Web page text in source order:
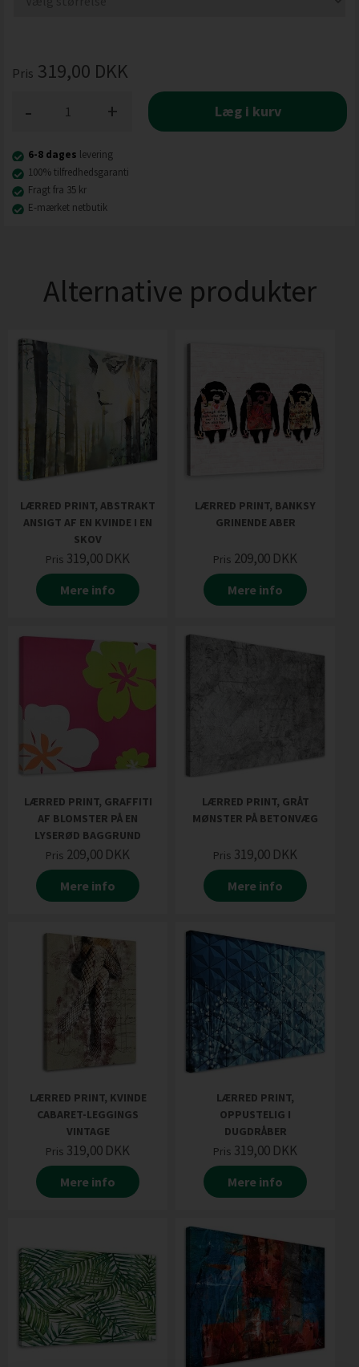
Pris 319,00 DKK
+
- Læg i kurv
6-8 dages levering
100% tilfredhedsgaranti
Fragt fra 35 kr
E-mærket netbutik
Alternative produkter
LÆRRED PRINT, ABSTRAKT
ANSIGT AF EN KVINDE I EN
SKOV
Pris 319,00 DKK
Mere info
LÆRRED PRINT, BANKSY
GRINENDE ABER
Pris 209,00 DKK
Mere info
LÆRRED PRINT, GRAFFITI
AF BLOMSTER PÅ EN
LYSERØD BAGGRUND
Pris 209,00 DKK
Mere info
LÆRRED PRINT, GRÅT
MØNSTER PÅ BETONVÆG
Pris 319,00 DKK
Mere info
LÆRRED PRINT, KVINDE
CABARET-LEGGINGS
VINTAGE
Pris 319,00 DKK
Mere info
LÆRRED PRINT,
OPPUSTELIG I
DUGDRÅBER
Pris 319,00 DKK
Mere info